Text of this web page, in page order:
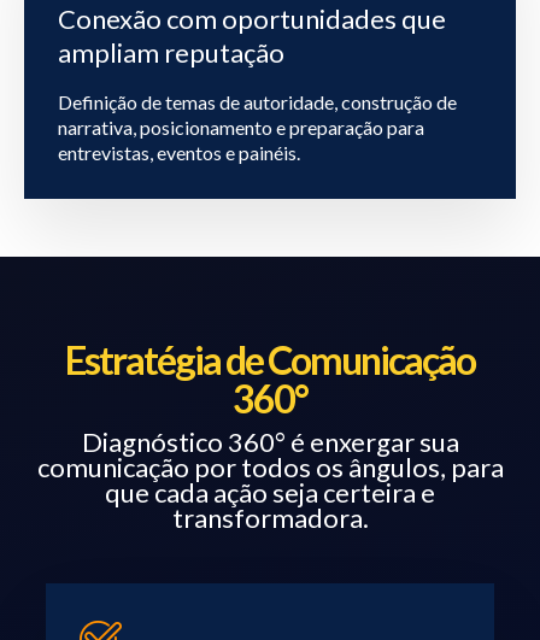
Conexão com oportunidades que
ampliam reputação
Definição de temas de autoridade, construção de
narrativa, posicionamento e preparação para
entrevistas, eventos e painéis.
Estratégia de Comunicação
360°
Diagnóstico 360° é enxergar sua
comunicação por todos os ângulos, para
que cada ação seja certeira e
transformadora.